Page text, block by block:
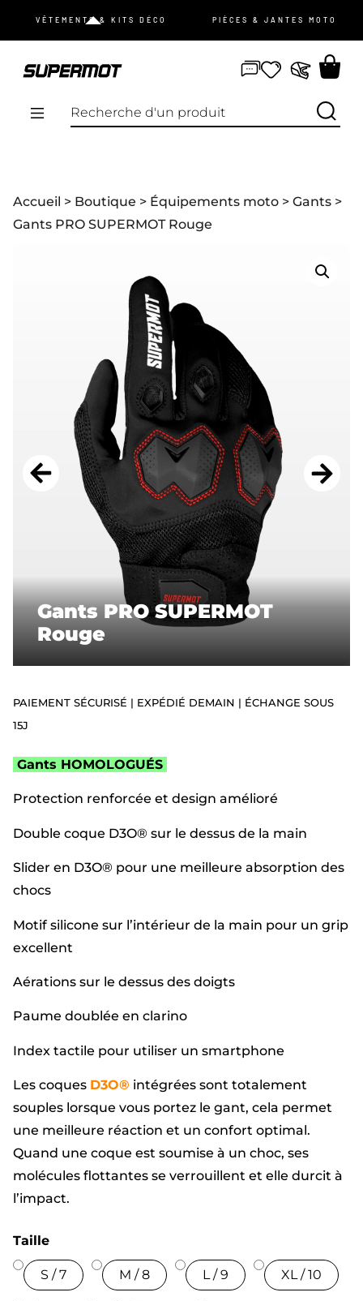
VÊTEMENTS & KITS DÉCO PIÈCES & JANTES MOTO
mot de passe oublié ?
Je m’inscris
NOUVEAUTÉS
ÉQUIPEMENTS
ACCESSOIRES
STICKERS
CADEAUX
Accueil > Boutique > Équipements moto > Gants >
Gants PRO SUPERMOT Rouge
Gants PRO SUPERMOT
Rouge
PAIEMENT SÉCURISÉ | EXPÉDIÉ DEMAIN | ÉCHANGE SOUS
15J
Gants HOMOLOGUÉS
Protection renforcée et design amélioré
Double coque D3O® sur le dessus de la main
Slider en D3O® pour une meilleure absorption des
chocs
Motif silicone sur l’intérieur de la main pour un grip
excellent
Aérations sur le dessus des doigts
Paume doublée en clarino
Index tactile pour utiliser un smartphone
Les coques D3O® intégrées sont totalement
souples lorsque vous portez le gant, cela permet
une meilleure réaction et un confort optimal.
Quand une coque est soumise à un choc, ses
molécules flottantes se verrouillent et elle durcit à
l’impact.
Taille
S / 7 M / 8 L / 9 XL / 10